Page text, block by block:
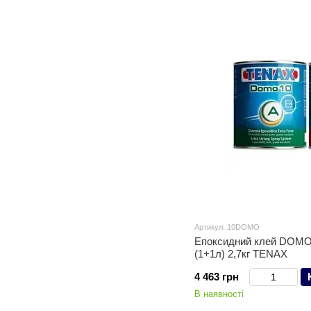
Артикул: 10DOMO
Епоксидний клей
(1+1л) 2,7кг TENAX
4 463 грн
В наявності